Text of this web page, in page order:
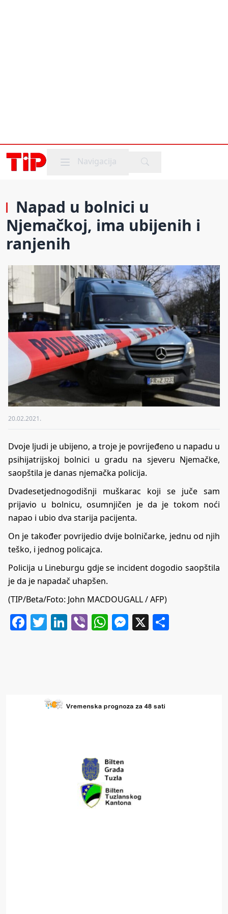
Mobile menu
Navigacija
Napad u bolnici u
Njemačkoj, ima ubijenih i
ranjenih
20.02.2021.
Dvoje ljudi je ubijeno, a troje je povrijeđeno u napadu u
psihijatrijskoj bolnici u gradu na sjeveru Njemačke,
saopštila je danas njemačka policija.
Dvadesetjednogodišnji muškarac koji se juče sam
prijavio u bolnicu, osumnjičen je da je tokom noći
napao i ubio dva starija pacijenta.
On je također povrijedio dvije bolničarke, jednu od njih
teško, i jednog policajca.
Policija u Lineburgu gdje se incident dogodio saopštila
je da je napadač uhapšen.
(TIP/Beta/Foto: John MACDOUGALL / AFP)
Facebook
Twitter
LinkedIn
ViberWhatsApp
Messenger
X